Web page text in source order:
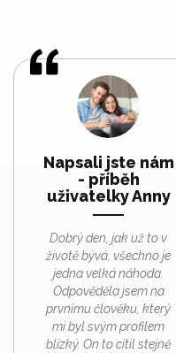
Napsali jste nám
- příběh
uživatelky Anny
Dobrý den, jak už to v
životě bývá, všechno je
jedna velká náhoda.
Odpověděla jsem na
prvnímu člověku, který
mi byl svým profilem
blízký. On to cítil stejně